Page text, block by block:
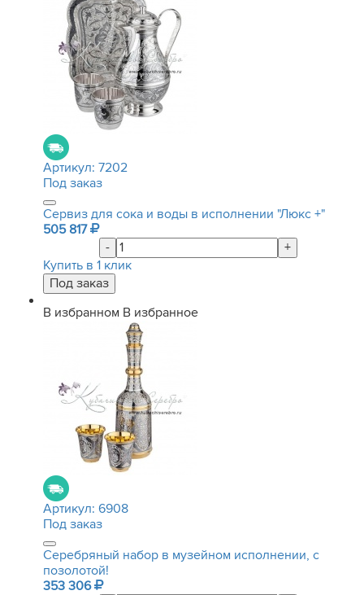
Артикул: 7202
Под заказ
Сервиз для сока и воды в исполнении "Люкс +"
505 817
-
+
Купить в 1 клик
В избранном В избранное
Артикул: 6908
Под заказ
Серебряный набор в музейном исполнении, с
позолотой!
353 306